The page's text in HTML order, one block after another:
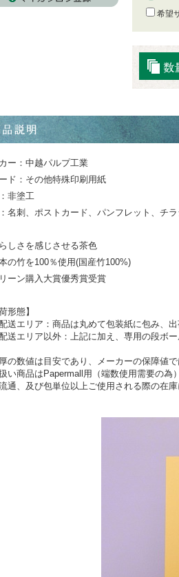
希望
ー：中越パルプ工業
ド：その他特殊印刷用紙
非塗工
名刺、ポストカード、パンフレット、チラ
しさを感じさせる茶色
の竹を100％使用(国産竹100%)
ーン購入大賞優秀賞受賞
形態】
送エリア：商品は丸めて包装紙に包み、出
送エリア以外：上記に加え、専用の段ボ
の数値は目安であり、メーカーの保障値で
い商品はPapermall用（端数使用需要の為
通、及び包単位以上ご使用される際の在